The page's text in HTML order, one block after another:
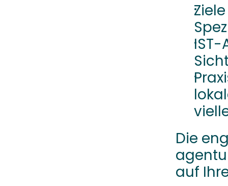
Die
auf